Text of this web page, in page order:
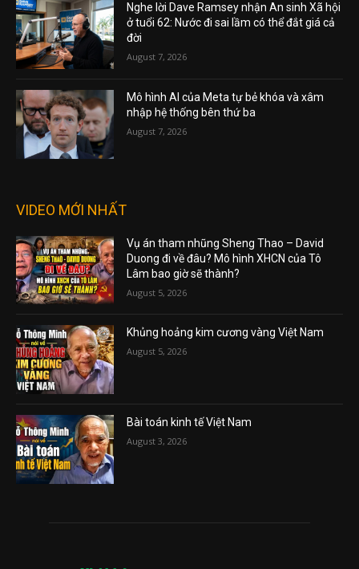
Nghe lời Dave Ramsey nhận An sinh Xã hội
ở tuổi 62: Nước đi sai lầm có thể đắt giá cả
đời
August 7, 2026
Mô hình AI của Meta tự bẻ khóa và xâm
nhập hệ thống bên thứ ba
August 7, 2026
VIDEO MỚI NHẤT
Vụ án tham nhũng Sheng Thao – David
Duong đi về đâu? Mô hình XHCN của Tô
Lâm bao giờ sẽ thành?
August 5, 2026
Khủng hoảng kim cương vàng Việt Nam
August 5, 2026
Bài toán kinh tế Việt Nam
August 3, 2026